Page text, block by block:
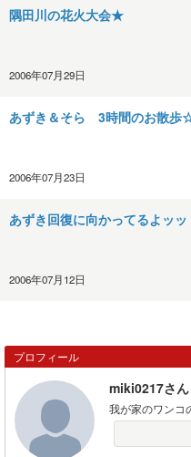
隅田川の花火大会★
2006年07月29日
あずき＆そら 3時間のお散歩
2006年07月23日
あずき回復に向かってるよッッ
2006年07月12日
プロフィール
miki0217さん
我が家のワンコ